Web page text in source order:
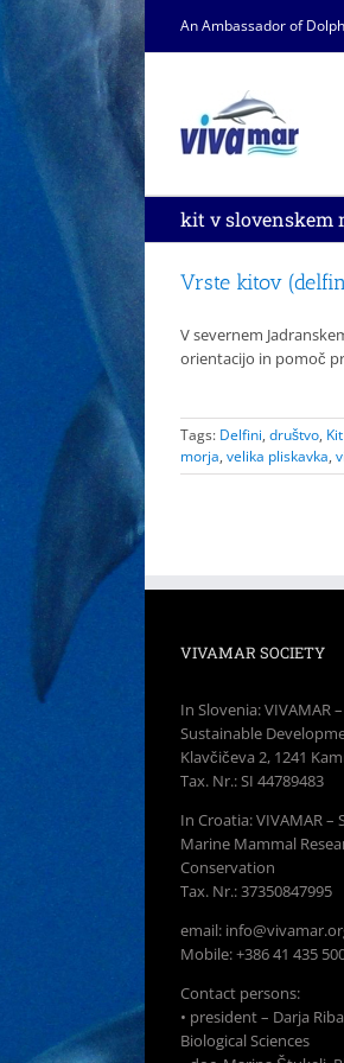
An Ambassador of
kit v slovenskem
Vrste kitov
V severnem
orientacijo in pomoč
Tags: Delfini, društvo,
morja, velika pliskavka,
VIVAMAR SOCIETY
In Slovenia: VIVAMAR
Sustainable
Klavčičeva 2, 1241
Tax. Nr.: SI 44789483
In Croatia: VIVAMAR –
Marine Mammal
Conservation
Tax. Nr.: 37350847995
email:
Mobile: +386 41 435
Contact persons:
• president – Darja
Biological Sciences